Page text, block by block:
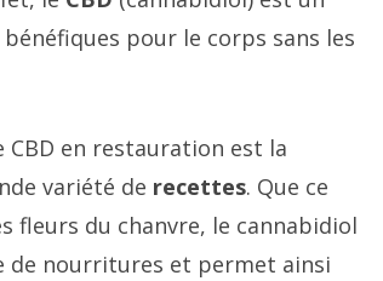
pour le corps sans les
CBD en restauration est la
variété de recettes. Que ce
fleurs du chanvre, le cannabidiol
de nourritures et permet ainsi